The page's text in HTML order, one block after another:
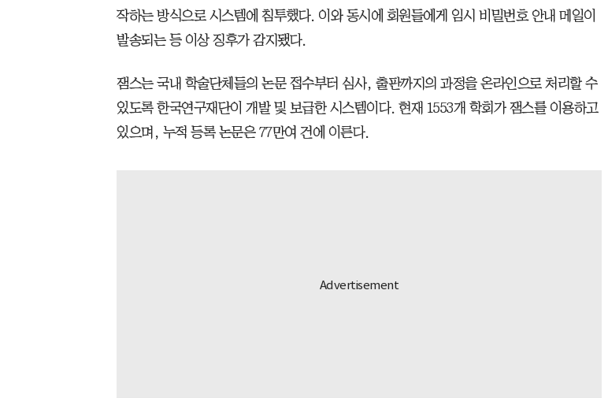
작하는 방식으로 시스템에 침투했다. 이와 동시에 회원들에게 임시 비밀번호 안내 메일이
발송되는 등 이상 징후가 감지됐다.
잼스는 국내 학술단체들의 논문 접수부터 심사, 출판까지의 과정을 온라인으로 처리할 수
있도록 한국연구재단이 개발 및 보급한 시스템이다. 현재 1553개 학회가 잼스를 이용하고
있으며, 누적 등록 논문은 77만여 건에 이른다.